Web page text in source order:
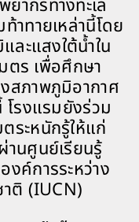
ากรทางทะเล
าทายเหล่านี้โดย
ะแสงใต้น้ำใน
ตร เพื่อศึกษา
สภาพภูมิอากาศ
รงแรมยังร่วม
ระหนักรู้ให้แก่
นศูนย์เรียนรู้
ค์การระหว่าง
ติ (IUCN)